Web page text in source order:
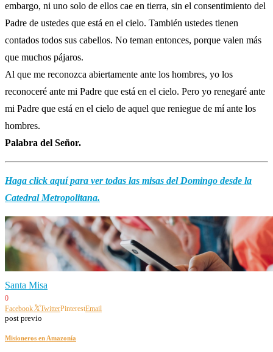
embargo, ni uno solo de ellos cae en tierra, sin el consentimiento del
Padre de ustedes que está en el cielo. También ustedes tienen
contados todos sus cabellos. No teman entonces, porque valen más
que muchos pájaros.
Al que me reconozca abiertamente ante los hombres, yo los
reconoceré ante mi Padre que está en el cielo. Pero yo renegaré ante
mi Padre que está en el cielo de aquel que reniegue de mí ante los
hombres.
Palabra del Señor.
Haga click aquí para ver todas las misas del Domingo desde la
Catedral Metropolitana.
Santa Misa
0
Facebook
TwitterPinterestEmail
post previo
Misioneros en Amazonía